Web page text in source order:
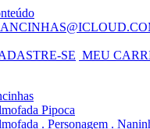
SE MEU
Pipoca
. Personagem .